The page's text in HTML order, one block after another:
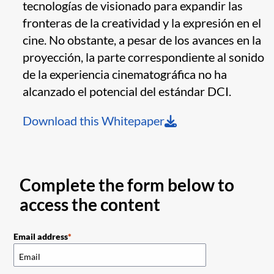
tecnologías de visionado para expandir las
fronteras de la creatividad y la expresión en el
cine. No obstante, a pesar de los avances en la
proyección, la parte correspondiente al sonido
de la experiencia cinematográfica no ha
alcanzado el potencial del estándar DCI.
Download this Whitepaper
Complete the form below to
access the content
Email address